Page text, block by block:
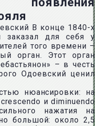
В конце 1840-х
заказал для себя у
того времени –
орган. Этот орган
– в честь
Одоевский ценил
нюансировки: на
и diminuendo
нажатия на
большой: около 2,5